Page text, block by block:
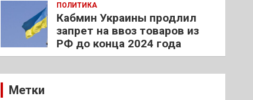
ПОЛИТИКА
Кабмин Украины продлил
запрет на ввоз товаров из
РФ до конца 2024 года
Метки